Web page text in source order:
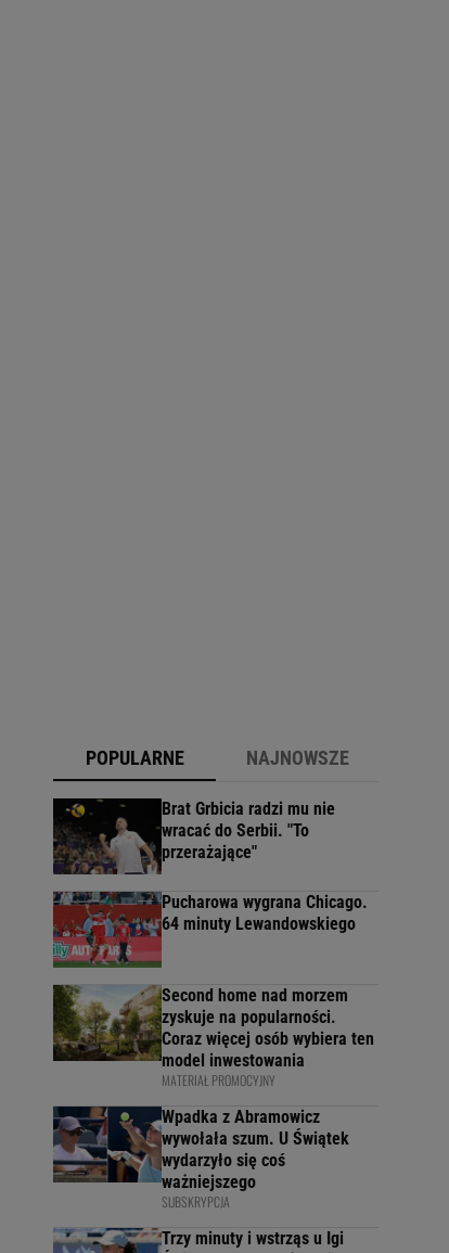
POPULARNE NAJNOWSZE
Brat Grbicia radzi mu nie
wracać do Serbii. "To
przerażające"
Pucharowa wygrana Chicago.
64 minuty Lewandowskiego
Second home nad morzem
zyskuje na popularności.
Coraz więcej osób wybiera ten
model inwestowania
MATERIAŁ PROMOCYJNY
Wpadka z Abramowicz
wywołała szum. U Świątek
wydarzyło się coś
ważniejszego
SUBSKRYPCJA
Trzy minuty i wstrząs u Igi